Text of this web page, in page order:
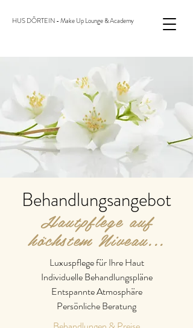
HUS DÖRTEIN - Make Up Lounge & Academy
Behandlungsangebot
Hautpflege auf
höchstem Niveau...
Luxuspflege für Ihre Haut
Individuelle Behandlungspläne
EntspannteAtmosphäre
Persönliche Beratung